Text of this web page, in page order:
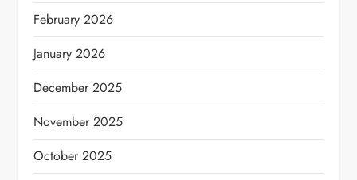
February 2026
January 2026
December 2025
November 2025
October 2025